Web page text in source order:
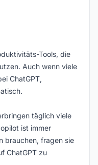
Tools, die
Auch wenn viele
ChatGPT,
täglich viele
ist immer
brauchen, fragen sie
ChatGPT zu